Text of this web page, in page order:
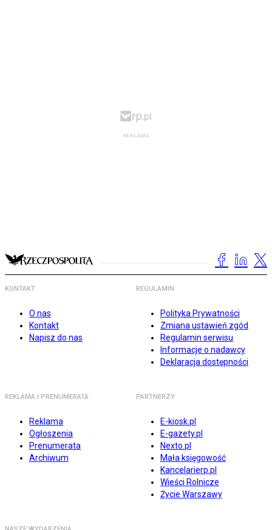
KONTAKT
O nas
Kontakt
Napisz do nas
REGULAMIN
Polityka Prywatności
Zmiana ustawień zgód
Regulamin serwisu
Informacje o nadawcy
Deklaracja dostępności
REKLAMA I PRENUMERATA
Reklama
Ogłoszenia
Prenumerata
Archiwum
PARTNERZY
E-kiosk.pl
E-gazety.pl
Nexto.pl
Mała księgowość
Kancelarierp.pl
Wieści Rolnicze
Życie Warszawy